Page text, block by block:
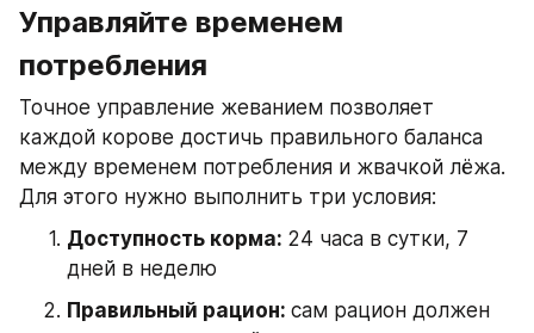
Управляйте временем
потребления
Точное управление жеванием позволяет
каждой корове достичь правильного баланса
между временем потребления и жвачкой лёжа.
Для этого нужно выполнить три условия:
Доступность корма: 24 часа в сутки, 7
дней в неделю
Правильный рацион: сам рацион должен